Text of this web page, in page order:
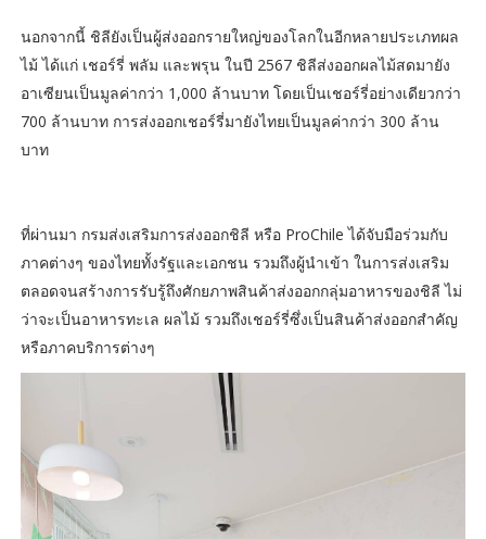
นอกจากนี้ ชิลียังเป็นผู้ส่งออกรายใหญ่ของโลกในอีกหลายประเภทผล
ไม้ ได้แก่ เชอร์รี่ พลัม และพรุน ในปี 2567 ชิลีส่งออกผลไม้สดมายัง
อาเซียนเป็นมูลค่ากว่า 1,000 ล้านบาท โดยเป็นเชอร์รี่อย่างเดียวกว่า
700 ล้านบาท การส่งออกเชอร์รี่มายังไทยเป็นมูลค่ากว่า 300 ล้าน
บาท
ที่ผ่านมา กรมส่งเสริมการส่งออกชิลี หรือ ProChile ได้จับมือร่วมกับ
ภาคต่างๆ ของไทยทั้งรัฐและเอกชน รวมถึงผู้นำเข้า ในการส่งเสริม
ตลอดจนสร้างการรับรู้ถึงศักยภาพสินค้าส่งออกกลุ่มอาหารของชิลี ไม่
ว่าจะเป็นอาหารทะเล ผลไม้ รวมถึงเชอร์รี่ซึ่งเป็นสินค้าส่งออกสำคัญ
หรือภาคบริการต่างๆ